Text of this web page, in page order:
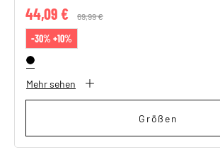
Price reduced from
69,99 €
44,09 €
-30% +10%
Mehr sehen
Größen